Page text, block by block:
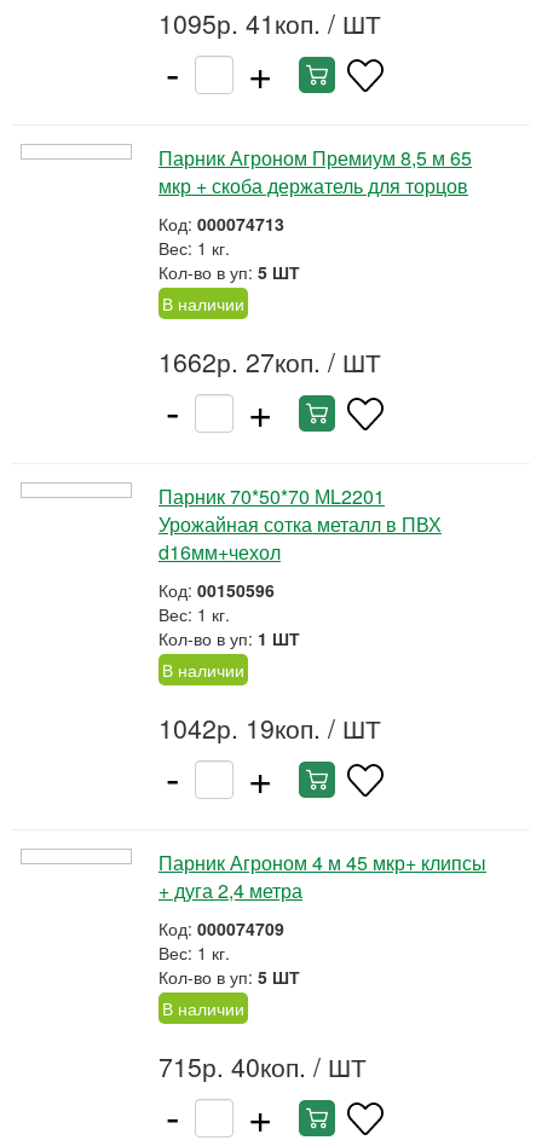
1095р. 41коп. / ШТ
- +
Парник Агроном Премиум 8,5 м 65
мкр + скоба держатель для торцов
Код: 000074713
Вес: 1 кг.
Кол-во в уп: 5 ШТ
В наличии
1662р. 27коп. / ШТ
- +
Парник 70*50*70 МL2201
Урожайная сотка металл в ПВХ
d16мм+чехол
Код: 00150596
Вес: 1 кг.
Кол-во в уп: 1 ШТ
В наличии
1042р. 19коп. / ШТ
- +
Парник Агроном 4 м 45 мкр+ клипсы
+ дуга 2,4 метра
Код: 000074709
Вес: 1 кг.
Кол-во в уп: 5 ШТ
В наличии
715р. 40коп. / ШТ
- +